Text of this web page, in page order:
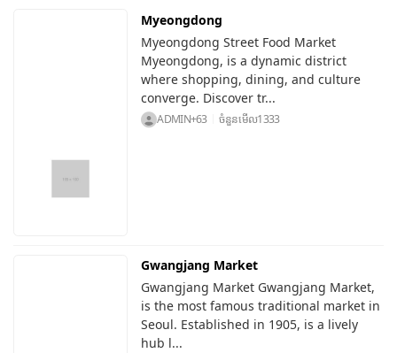
Myeongdong
Myeongdong Street Food Market
Myeongdong, is a dynamic district
where shopping, dining, and culture
converge. Discover tr...
ADMIN+63 ចំនួនមើល1333
Gwangjang Market
Gwangjang Market Gwangjang Market,
is the most famous traditional market in
Seoul. Established in 1905, is a lively
hub l...